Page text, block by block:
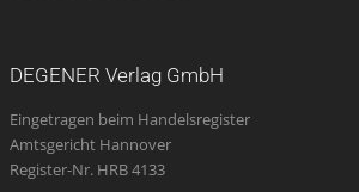
new
window
new
window
new
window
opens
in
new
new
DEGENER Verlag GmbH
Eingetragen beim Handelsregister
Amtsgericht Hannover
Register-Nr. HRB 4133